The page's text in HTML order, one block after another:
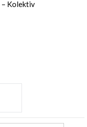
– Kolektiv